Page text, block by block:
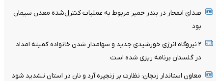
صدای انفجار در بندر خمیر مربوط به عملیات کنترل‌شده معدن سیمان
بود
۲ نیروگاه انرژی خورشیدی جدید و سهامدار شدن خانواده کمیته امداد
در گلستان برنامه ریزی شده است
معاون استاندار زنجان: نظارت بر زنجیره آرد و نان در استان تشدید شود